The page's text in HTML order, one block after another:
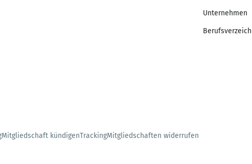
Unternehmen
Mitgliedschaft kündigenTrackingMitgliedschaften widerrufen